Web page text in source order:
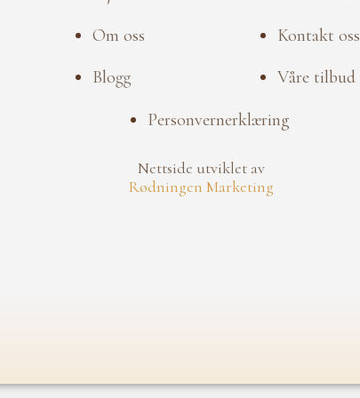
Om oss
Blogg
Kontakt oss
Våre tilbud
Personvernerklæring
Nettside utviklet av
Rødningen Marketing